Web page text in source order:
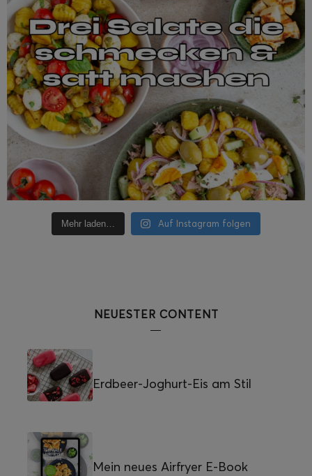
Mehr laden… Auf Instagram folgen
NEUESTER CONTENT
Erdbeer-Joghurt-Eis am Stil
Mein neues Airfryer E-Book